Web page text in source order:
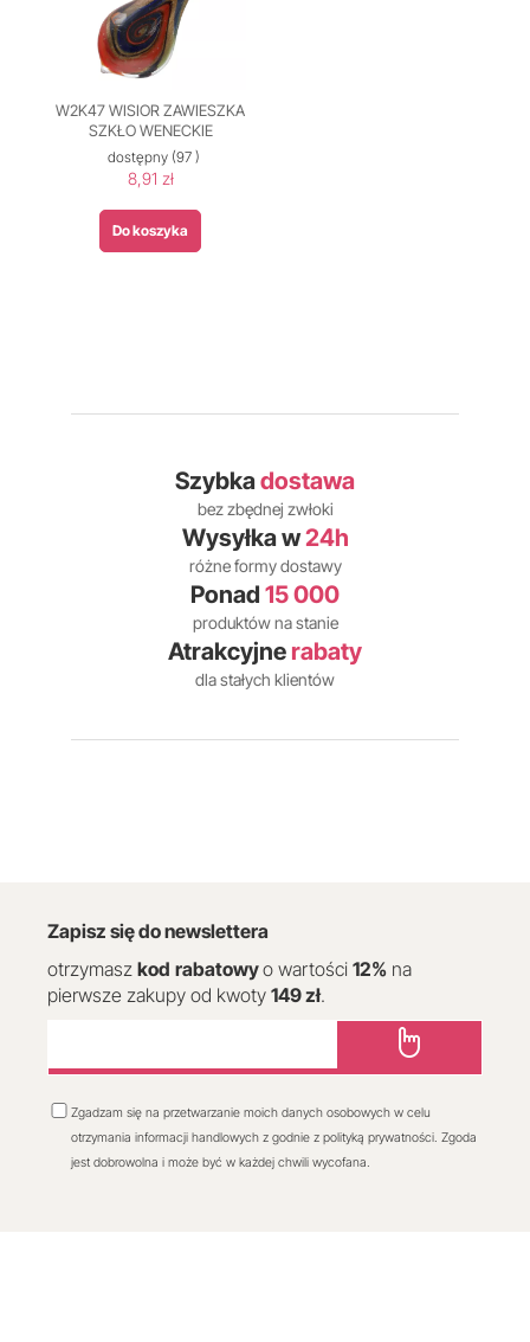
W2K47 WISIOR ZAWIESZKA
SZKŁO WENECKIE
dostępny(97 )
8,91 zł
Do koszyka
Szybkadostawa
bez zbędnej zwłoki
Wysyłka w24h
różne formy dostawy
Ponad 15 000
produktów na stanie
Atrakcyjne rabaty
dla stałych klientów
Zapisz się do newslettera
otrzymasz kod rabatowyo wartości 12% na
pierwsze zakupy od kwoty 149 zł.
Zgadzam się na przetwarzanie moich danych osobowych w celu
otrzymania informacji handlowych z godnie z polityką prywatności. Zgoda
jest dobrowolna i może być w każdej chwili wycofana.